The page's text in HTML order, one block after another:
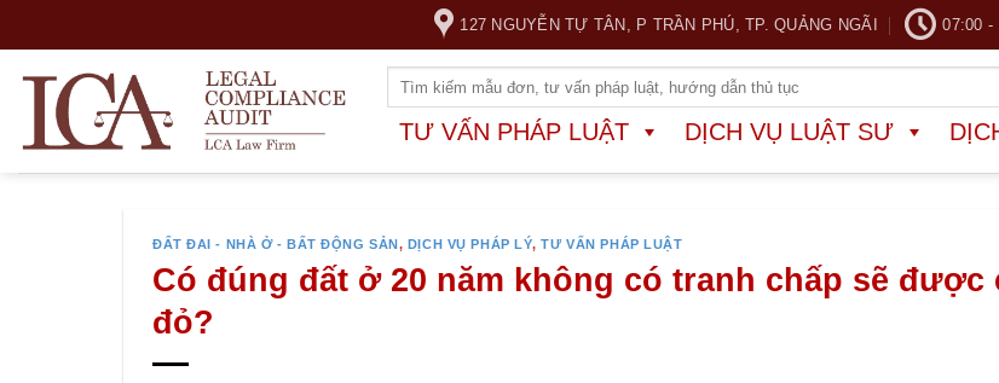
content
127 NGUYỄN TỰ TÂN, P TRẦN PHÚ, TP. QUẢNG NGÃI 07:00 -
TƯ VẤN PHÁP LUẬT DỊCH VỤ LUẬT SƯ
ĐẤT ĐAI - NHÀ Ở - BẤT ĐỘNG SẢN, DỊCH VỤ PHÁP LÝ,TƯ VẤN PHÁP LUẬT
Có đúng đất ở 20 năm không có tranh chấp sẽ được
đỏ?